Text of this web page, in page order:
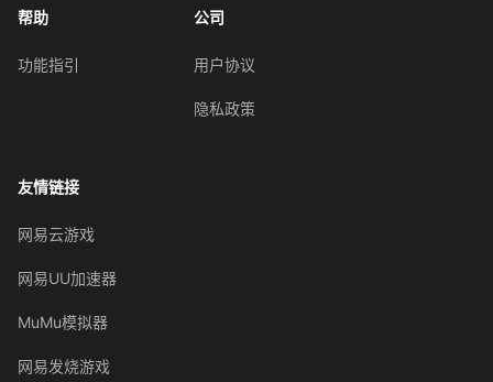
帮助
功能指引
公司
用户协议
隐私政策
友情链接
网易云游戏
网易UU加速器
MuMu模拟器
网易发烧游戏